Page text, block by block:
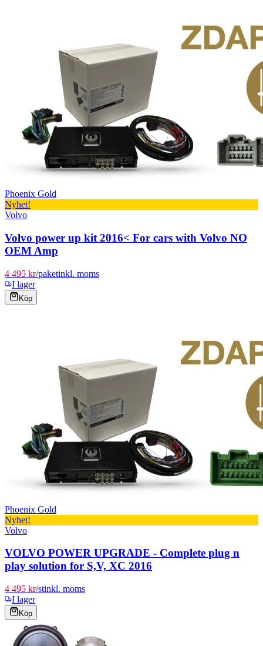
Phoenix Gold
Nyhet!
Volvo
Volvo power up kit 2016< For cars with Volvo NO
OEM Amp
4 495 kr/paketinkl. moms
I lager
Köp
Phoenix Gold
Nyhet!
Volvo
VOLVO POWER UPGRADE - Complete plug n
play solution for S,V, XC 2016
4 495 kr/stinkl. moms
I lager
Köp